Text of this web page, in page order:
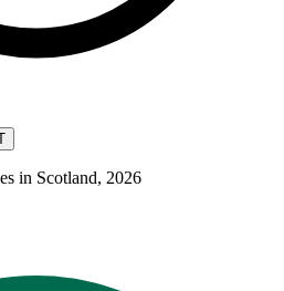
in Scotland, 2026